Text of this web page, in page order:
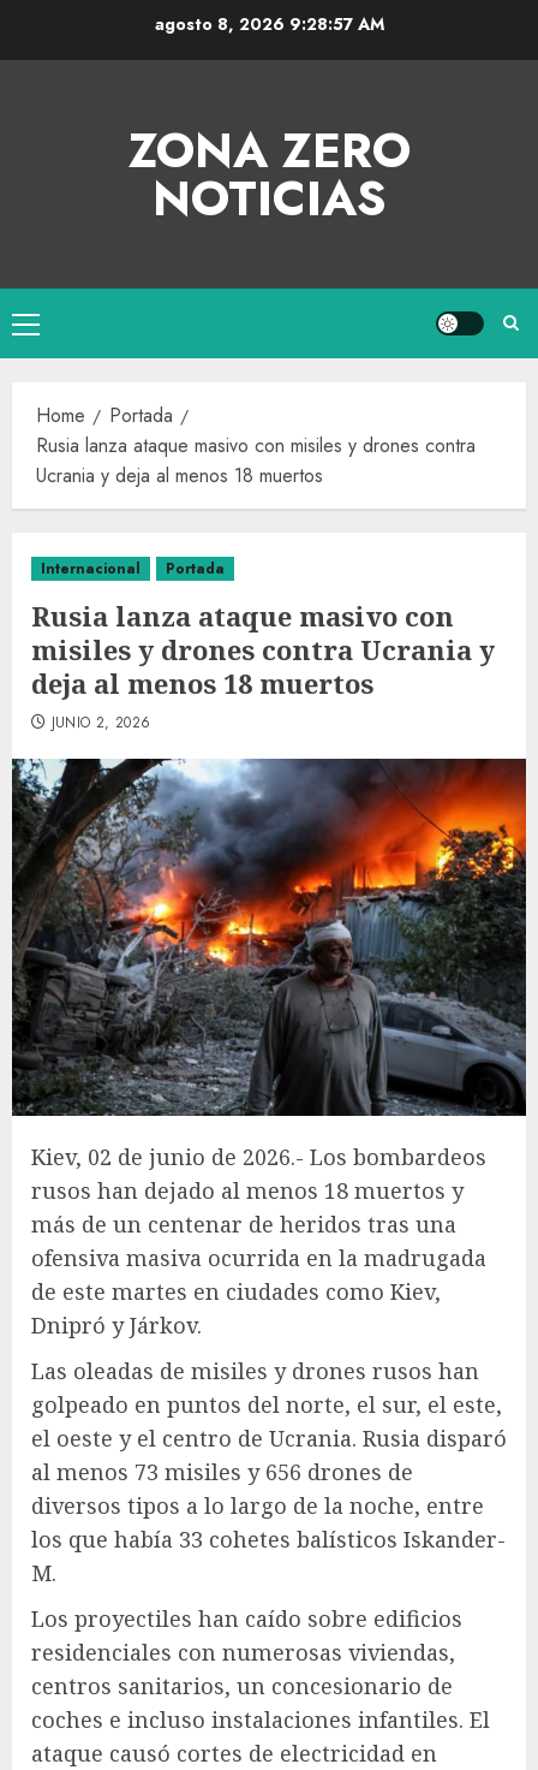
agosto 8, 2026 9:28:57 AM
ZONA ZERO
NOTICIAS
Home
Portada
Rusia lanza ataque masivo con misiles y drones contra
Ucrania y deja al menos 18 muertos
Internacional Portada
Rusia lanza ataque masivo con
misiles y drones contra Ucrania y
deja al menos 18 muertos
JUNIO 2, 2026
Kiev, 02 de junio de 2026.- Los bombardeos
rusos han dejado al menos 18 muertos y
más de un centenar de heridos tras una
ofensiva masiva ocurrida en la madrugada
de este martes en ciudades como Kiev,
Dnipró y Járkov.
Las oleadas de misiles y drones rusos han
golpeado en puntos del norte, el sur, el este,
el oeste y el centro de Ucrania. Rusia disparó
al menos 73 misiles y 656 drones de
diversos tipos a lo largo de la noche, entre
los que había 33 cohetes balísticos Iskander-
M.
Los proyectiles han caído sobre edificios
residenciales con numerosas viviendas,
centros sanitarios, un concesionario de
coches e incluso instalaciones infantiles. El
ataque causó cortes de electricidad en